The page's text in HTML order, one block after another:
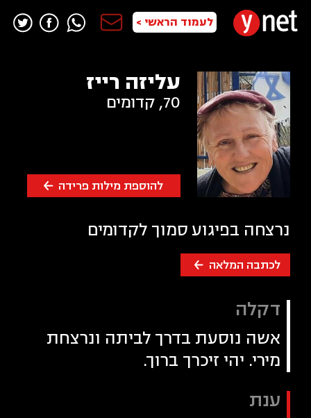
לעמוד הראשי >
להוספת מילות פרידה
עליזה רייז
70
, קדומים
נרצחה בפיגוע סמוך לקדומים
לכתבה המלאה
דקלה
אשה נוסעת בדרך לביתה ונרצחת
מירי. יהי זיכרך ברוך.
ענת